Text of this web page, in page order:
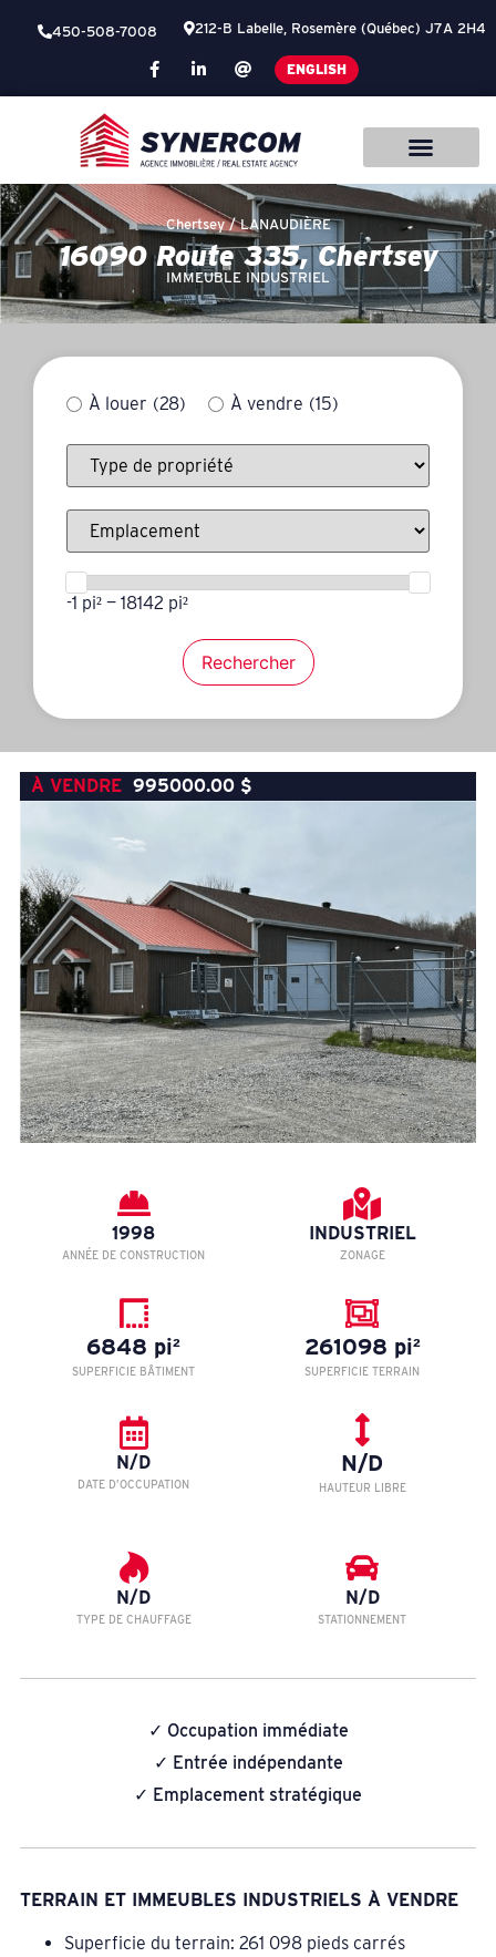
450-508-7008 212-B Labelle, Rosemère (Québec) J7A 2H4
ENGLISH
16090 Route 335, Chertsey
IMMEUBLE INDUSTRIEL
Chertsey /LANAUDIÈRE
À louer (28) À vendre (15)
-1 pi² — 18142 pi²
Rechercher
À VENDRE 995000.00 $
1998
ANNÉE DE CONSTRUCTION
INDUSTRIEL
ZONAGE
6848 pi²
SUPERFICIE BÂTIMENT
261098 pi²
SUPERFICIE TERRAIN
N/D
DATE D’OCCUPATION
N/D
HAUTEUR LIBRE
N/D
TYPE DE CHAUFFAGE
N/D
STATIONNEMENT
✓ Occupation immédiate
✓ Entrée indépendante
✓ Emplacement stratégique
TERRAIN ET IMMEUBLES INDUSTRIELS À VENDRE
Superficie du terrain: 261 098 pieds carrés